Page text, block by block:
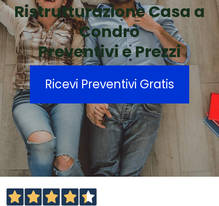
Ristrutturazione Casa a
Condrò
Preventivi e Prezzi
Ricevi Preventivi Gratis